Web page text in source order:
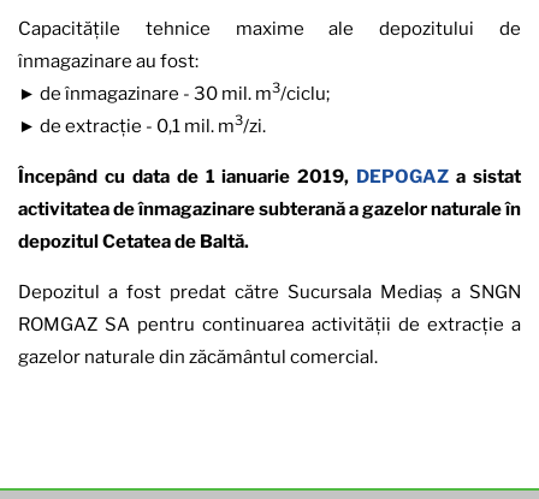
Capacitățile tehnice maxime ale depozitului de
înmagazinare au fost:
► de înmagazinare - 30 mil. m3/ciclu;
► de extracție - 0,1 mil. m3/zi.
Începând cu data de 1 ianuarie 2019, DEPOGAZa sistat
activitatea de înmagazinare subterană a gazelor naturale în
depozitul Cetatea de Baltă.
Depozitul a fost predat către Sucursala Mediaș a SNGN
ROMGAZ SA pentru continuarea activității de extracție a
gazelor naturale din zăcământul comercial.